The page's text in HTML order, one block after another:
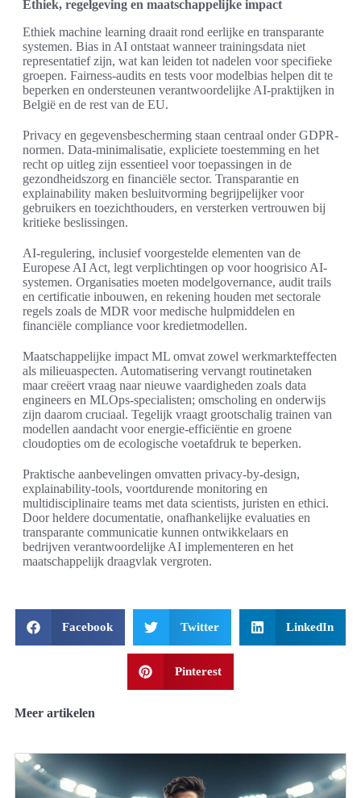
Ethiek, regelgeving en maatschappelijke impact
Ethiek machine learning draait rond eerlijke en transparante
systemen. Bias in AI ontstaat wanneer trainingsdata niet
representatief zijn, wat kan leiden tot nadelen voor specifieke
groepen. Fairness-audits en tests voor modelbias helpen dit te
beperken en ondersteunen verantwoordelijke AI-praktijken in
België en de rest van de EU.
Privacy en gegevensbescherming staan centraal onder GDPR-
normen. Data-minimalisatie, expliciete toestemming en het
recht op uitleg zijn essentieel voor toepassingen in de
gezondheidszorg en financiële sector. Transparantie en
explainability maken besluitvorming begrijpelijker voor
gebruikers en toezichthouders, en versterken vertrouwen bij
kritieke beslissingen.
AI-regulering, inclusief voorgestelde elementen van de
Europese AI Act, legt verplichtingen op voor hoogrisico AI-
systemen. Organisaties moeten modelgovernance, audit trails
en certificatie inbouwen, en rekening houden met sectorale
regels zoals de MDR voor medische hulpmiddelen en
financiële compliance voor kredietmodellen.
Maatschappelijke impact ML omvat zowel werkmarkteffecten
als milieuaspecten. Automatisering vervangt routinetaken
maar creëert vraag naar nieuwe vaardigheden zoals data
engineers en MLOps-specialisten; omscholing en onderwijs
zijn daarom cruciaal. Tegelijk vraagt grootschalig trainen van
modellen aandacht voor energie-efficiëntie en groene
cloudopties om de ecologische voetafdruk te beperken.
Praktische aanbevelingen omvatten privacy-by-design,
explainability-tools, voortdurende monitoring en
multidisciplinaire teams met data scientists, juristen en ethici.
Door heldere documentatie, onafhankelijke evaluaties en
transparante communicatie kunnen ontwikkelaars en
bedrijven verantwoordelijke AI implementeren en het
maatschappelijk draagvlak vergroten.
Facebook Twitter LinkedIn
Pinterest
Meer artikelen